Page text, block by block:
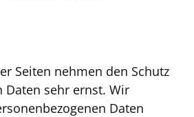
Seiten nehmen den Schutz
Daten sehr ernst. Wir
Daten